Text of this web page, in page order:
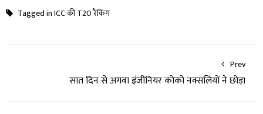
Tagged inICC की T20 रैंकिंग
Prev
सात दिन से अगवा इंजीनियर कोको नक्सलियों ने छोड़ा